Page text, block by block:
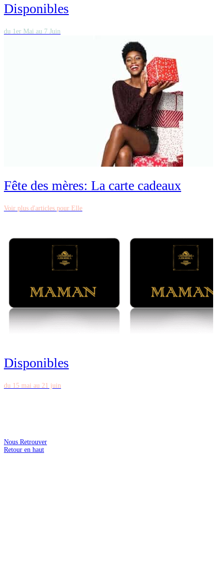
Disponibles
du 1er Mai au 7 Juin
Fête des mères: La carte cadeaux
Voir plus d'articles pour Elle
Disponibles
du 15 mai au 21 juin
Nous Retrouver
Retour en haut